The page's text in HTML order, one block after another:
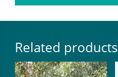
Related products